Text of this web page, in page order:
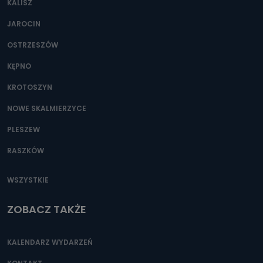
Można to zrobić pod numerem telefonu 62 735-51-05 lub
KALISZ
JAROCIN
OSTRZESZÓW
KĘPNO
KROTOSZYN
NOWE SKALMIERZYCE
PLESZEW
RASZKÓW
WSZYSTKIE
ZOBACZ TAKŻE
KALENDARZ WYDARZEŃ